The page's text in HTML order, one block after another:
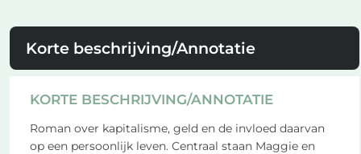
Korte beschrijving/Annotatie
KORTE BESCHRIJVING/ANNOTATIE
Roman over kapitalisme, geld en de invloed daarvan
op een persoonlijk leven. Centraal staan Maggie en